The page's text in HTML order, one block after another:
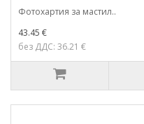
Фотохартия за мастил..
43.45 €
без ДДС: 36.21 €